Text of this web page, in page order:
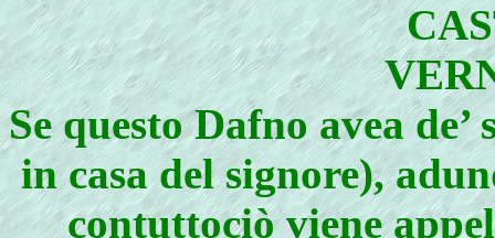
Se questo Dafno avea
in casa del signore),
contuttociò viene